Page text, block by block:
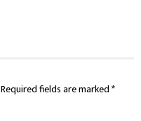
Required fields are marked*